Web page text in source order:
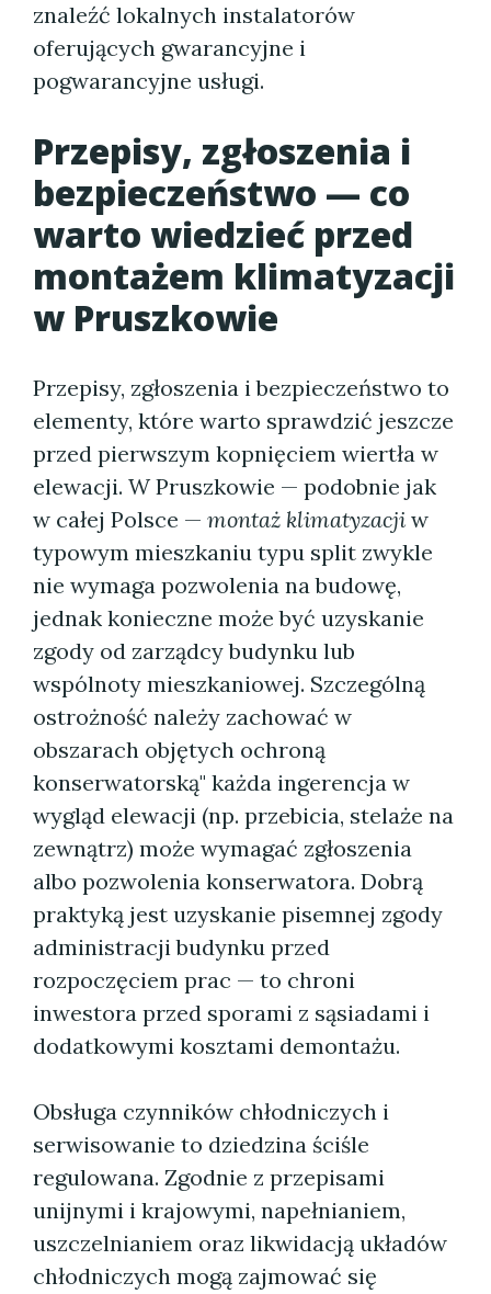
znaleźć lokalnych instalatorów
oferujących gwarancyjne i
pogwarancyjne usługi.
Przepisy, zgłoszenia i
bezpieczeństwo — co
warto wiedzieć przed
montażem klimatyzacji
w Pruszkowie
Przepisy, zgłoszenia i bezpieczeństwo to
elementy, które warto sprawdzić jeszcze
przed pierwszym kopnięciem wiertła w
elewacji. W Pruszkowie — podobnie jak
w całej Polsce — montaż klimatyzacji w
typowym mieszkaniu typu split zwykle
nie wymaga pozwolenia na budowę,
jednak konieczne może być uzyskanie
zgody od zarządcy budynku lub
wspólnoty mieszkaniowej. Szczególną
ostrożność należy zachować w
obszarach objętych ochroną
konserwatorską" każda ingerencja w
wygląd elewacji (np. przebicia, stelaże na
zewnątrz) może wymagać zgłoszenia
albo pozwolenia konserwatora. Dobrą
praktyką jest uzyskanie pisemnej zgody
administracji budynku przed
rozpoczęciem prac — to chroni
inwestora przed sporami z sąsiadami i
dodatkowymi kosztami demontażu.
Obsługa czynników chłodniczych i
serwisowanie to dziedzina ściśle
regulowana. Zgodnie z przepisami
unijnymi i krajowymi, napełnianiem,
uszczelnianiem oraz likwidacją układów
chłodniczych mogą zajmować się